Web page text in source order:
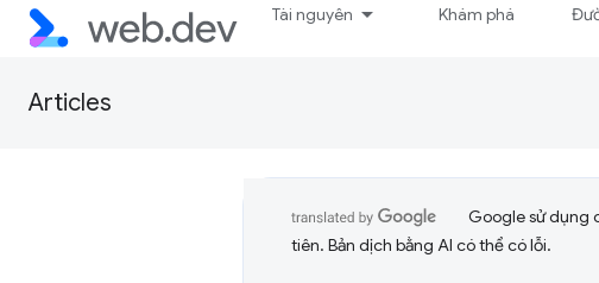
Tài nguyên Khám phá
Articles
Google sử dụng
tiên. Bản dịch bằng AI có thể có lỗi.